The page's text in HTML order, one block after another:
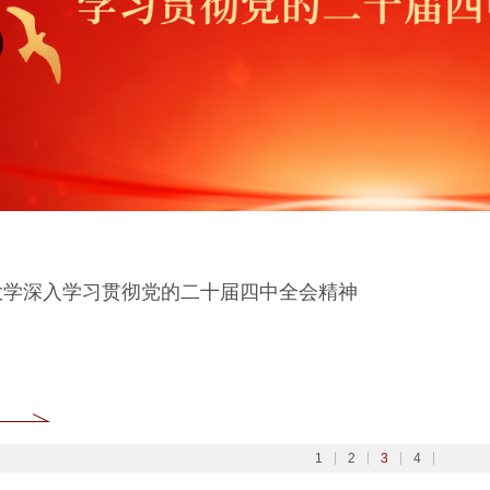
扎实开展树立和践行正确政绩观学习教育
京大学管理质效年
深入学习贯彻党的二十届四中全会精神
全国两会
1 2 3 4